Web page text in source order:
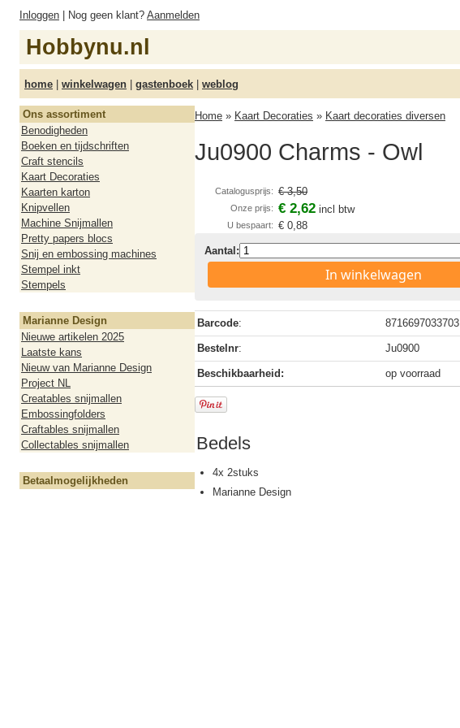
Inloggen | Nog geen klant? Aanmelden
Hobbynu.nl
home | winkelwagen | gastenboek | weblog
Ons assortiment
Benodigheden
Boeken en tijdschriften
Craft stencils
Kaart Decoraties
Kaarten karton
Knipvellen
Machine Snijmallen
Pretty papers blocs
Snij en embossing machines
Stempel inkt
Stempels
Marianne Design
Nieuwe artikelen 2025
Laatste kans
Nieuw van Marianne Design
Project NL
Creatables snijmallen
Embossingfolders
Craftables snijmallen
Collectables snijmallen
Betaalmogelijkheden
Home » Kaart Decoraties » Kaart decoraties diversen
Ju0900 Charms - Owl
Catalogusprijs: € 3,50
Onze prijs: € 2,62 incl btw
U bespaart: € 0,88
Aantal:
In winkelwagen
Barcode: 8716697033703
Bestelnr: Ju0900
Beschikbaarheid: op voorraad
Bedels
4x 2stuks
Marianne Design